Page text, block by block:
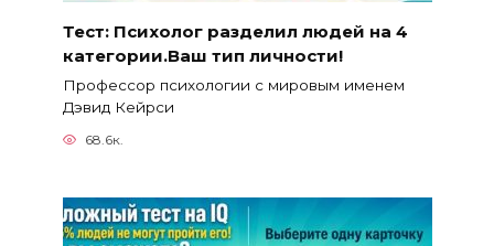
Тест: Психолог разделил людей на 4
категории.Ваш тип личности!
Профессор психологии с мировым именем
Дэвид Кейрси
68.6к.